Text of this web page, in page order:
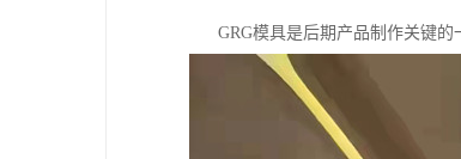
GRG模具是后期产品制作关键的